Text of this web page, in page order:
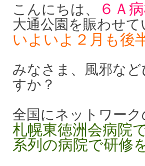
こんにちは、
６Ａ
大通公園を賑わせ
いよいよ２月も後
みなさま、風邪な
すか？
全国にネットワー
札幌東徳洲会病院
系列の病院で研修